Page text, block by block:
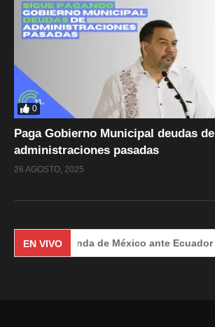
0
Paga Gobierno Municipal deudas de
administraciones pasadas
26 AGOSTO, 2025
EN VIVO
demanda de México ante Ecuador